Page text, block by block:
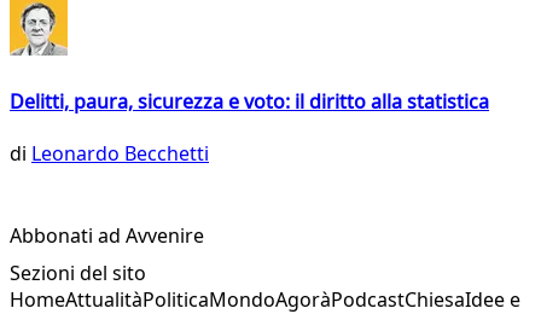
Delitti, paura, sicurezza e voto: il diritto alla statistica
di Leonardo Becchetti
Abbonati ad Avvenire
Sezioni del sito
HomeAttualitàPoliticaMondoAgoràPodcastChiesaIdee e